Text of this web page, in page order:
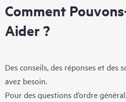
Comment
Aider ?
Des conseils, des réponses et des
avez besoin.
Pour des questions d’ordre